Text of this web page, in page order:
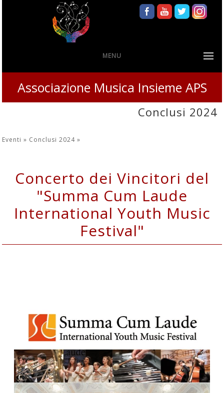
MENU
Associazione Musica Insieme APS
Conclusi 2024
Eventi » Conclusi 2024»
Concerto dei Vincitori del
"Summa Cum Laude
International Youth Music
Festival"